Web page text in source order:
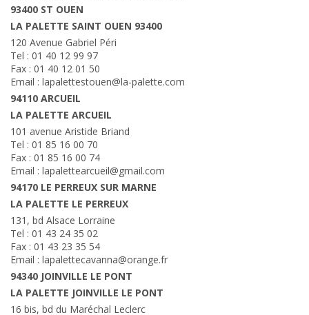
93400 ST OUEN
LA PALETTE SAINT OUEN 93400
120 Avenue Gabriel Péri
Tel : 01 40 12 99 97
Fax : 01 40 12 01 50
Email : lapalettestouen@la-palette.com
94110 ARCUEIL
LA PALETTE ARCUEIL
101 avenue Aristide Briand
Tel : 01 85 16 00 70
Fax : 01 85 16 00 74
Email : lapalettearcueil@gmail.com
94170 LE PERREUX SUR MARNE
LA PALETTE LE PERREUX
131, bd Alsace Lorraine
Tel : 01 43 24 35 02
Fax : 01 43 23 35 54
Email : lapalettecavanna@orange.fr
94340 JOINVILLE LE PONT
LA PALETTE JOINVILLE LE PONT
16 bis, bd du Maréchal Leclerc